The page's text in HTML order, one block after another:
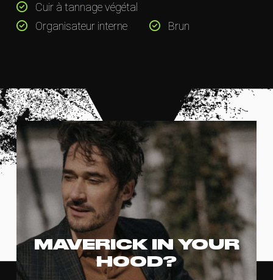
Cuir à tannage végétal
Organisateur interne
Brun
MAVERICK IN YOUR
HOOD?